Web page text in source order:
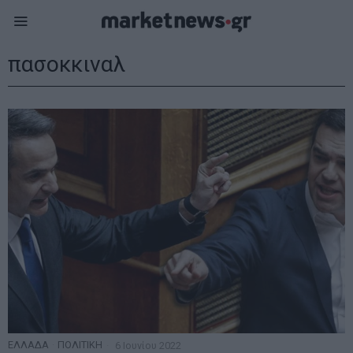
πασοκκιναλ
ΕΛΛΑΔΑ ΠΟΛΙΤΙΚΗ 6 Ιουνίου 2022